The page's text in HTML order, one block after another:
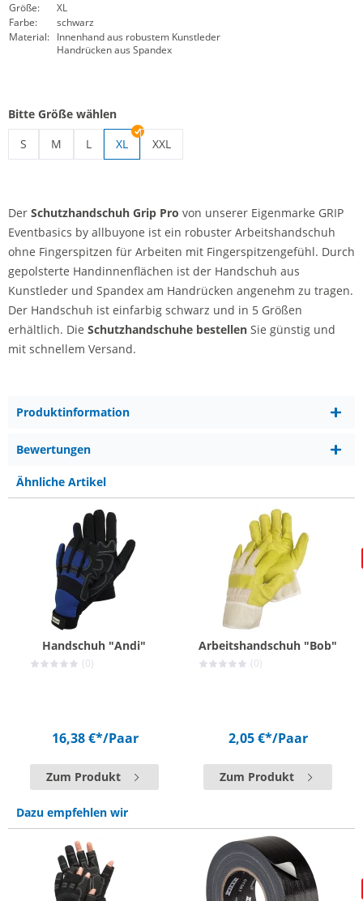
Größe:
XL
Farbe:
schwarz
Material: Innenhand aus robustem Kunstleder
Handrücken aus Spandex
Bitte Größe wählen
S
M
L
XL
XXL
Der Schutzhandschuh Grip Pro von unserer Eigenmarke GRIP
Eventbasics by allbuyone ist ein robuster Arbeitshandschuh
ohne Fingerspitzen für Arbeiten mit Fingerspitzengefühl. Durch
gepolsterte Handinnenflächen ist der Handschuh aus
Kunstleder und Spandex am Handrücken angenehm zu tragen.
Der Handschuh ist einfarbig schwarz und in 5 Größen
erhältlich. Die Schutzhandschuhe bestellen Sie günstig und
mit schnellem Versand.
Produktinformation
Bewertungen
Ähnliche Artikel
Handschuh "Andi"
(0)
16,38 €*/Paar
Zum Produkt
Arbeitshandschuh "Bob"
(0)
2,05 €*/Paar
Zum Produkt
Dazu empfehlen wir